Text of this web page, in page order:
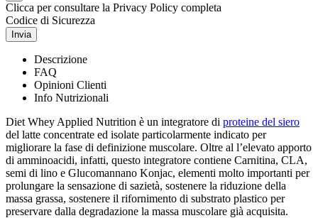
Clicca per consultare la Privacy Policy completa
Codice di Sicurezza
Invia
Descrizione
FAQ
Opinioni Clienti
Info Nutrizionali
Diet Whey Applied Nutrition è un integratore di proteine del siero
del latte concentrate ed isolate particolarmente indicato per
migliorare la fase di definizione muscolare. Oltre al l’elevato apporto
di amminoacidi, infatti, questo integratore contiene Carnitina, CLA,
semi di lino e Glucomannano Konjac, elementi molto importanti per
prolungare la sensazione di sazietà, sostenere la riduzione della
massa grassa, sostenere il rifornimento di substrato plastico per
preservare dalla degradazione la massa muscolare già acquisita.